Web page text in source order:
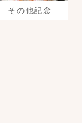
その他記念